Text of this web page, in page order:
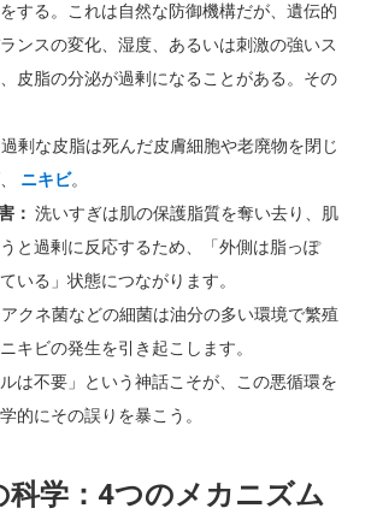
する。これは自然な防御機構だが、遺伝的
ンスの変化、湿度、あるいは刺激の強いス
皮脂の分泌が過剰になることがある。その
過剰な皮脂は死んだ皮膚細胞や老廃物を閉じ
ニキビ。
： 洗いすぎは肌の保護脂質を奪い去り、肌
と過剰に反応するため、「外側は脂っぽ
いる」状態につながります。
アクネ菌などの細菌は油分の多い環境で繁殖
キビの発生を引き起こします。
ルは不要」という神話こそが、この悪循環を
的にその誤りを暴こう。
科学：4つのメカニズム